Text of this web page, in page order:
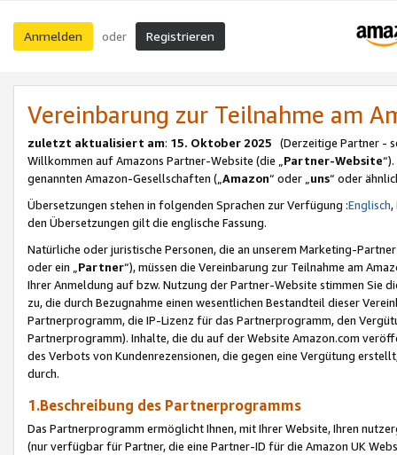
Anmelden oder Registrieren
Vereinbarung zur Teilnahme am
zuletzt aktualisiert am: 15. Oktober 2025 (Derzeitige Partner -
Willkommen auf Amazons Partner-Website (die „Partner-Website
genannten Amazon-Gesellschaften („Amazon“ oder „uns“ oder
Übersetzungen stehen in folgenden Sprachen zur Verfügung :Englisch,
den Übersetzungen gilt die englische Fassung.
Natürliche oder juristische Personen, die an unserem Marketing-
oder ein „Partner“), müssen die Vereinbarung zur Teilnahme am
Ihrer Anmeldung auf bzw. Nutzung der Partner-Website stimmen Sie
zu, die durch Bezugnahme einen wesentlichen Bestandteil dieser
Partnerprogramm, die IP-Lizenz für das Partnerprogramm, den
Partnerprogramm). Inhalte, die du auf der Website Amazon.com
des Verbots von Kundenrezensionen, die gegen eine Vergütung
durch.
1.Beschreibung des Partnerprogramms
Das Partnerprogramm ermöglicht Ihnen, mit Ihrer Website, Ihren
(nur verfügbar für Partner, die eine Partner-ID für die Amazon UK